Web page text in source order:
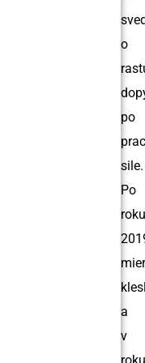
o
po
sile.
Po
roku
a
v
roku